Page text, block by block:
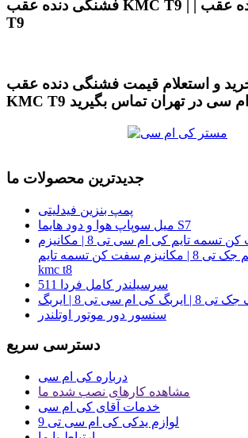
فشنگی دنده عقب KMC T9 | | فشنگی دنده عقب JAC
T9
و استعلام قیمت فشنگی دنده عقب
جدیدترین محصولات ما
پمپ بنزین فیدلیتی
میل سوپاپ هوا و دود هایما S7
مکانیزم سفت کن تسمه تایم کی ام سی تی 8 | مکانیزم
سفت کن تسمه تایم جک تی 8 | مکانیزم سفت کن تسمه تایم
kmc t8
سرسیلندر کامل فردا 511
سنسور دور موتور اوتلندر
دسترسی سریع
درباره کی ام سی
مشاهده کارهای نصب شده ما
خدمات آقای کی ام سی
لوازم یدکی کی ام سی تی 9